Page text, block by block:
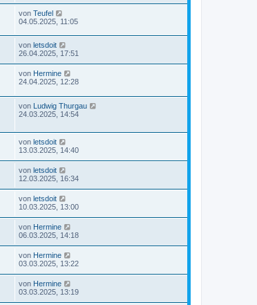
von Teufel
04.05.2025, 11:05
von letsdoit
26.04.2025, 17:51
von Hermine
24.04.2025, 12:28
von Ludwig Thurgau
24.03.2025, 14:54
von letsdoit
13.03.2025, 14:40
von letsdoit
12.03.2025, 16:34
von letsdoit
10.03.2025, 13:00
von Hermine
06.03.2025, 14:18
von Hermine
03.03.2025, 13:22
von Hermine
03.03.2025, 13:19